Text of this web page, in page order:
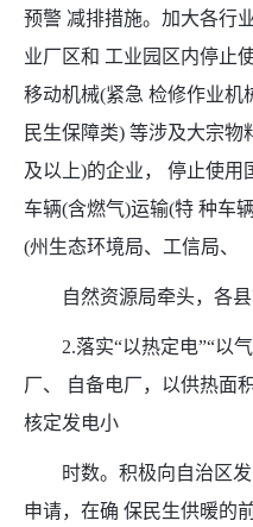
预警 减排措施。加大各行
业厂区和 工业园区内停止
移动机械(紧急 检修作业机
民生保障类) 等涉及大宗物
及以上)的企业， 停止使用
车辆(含燃气)运输(特 种车
(州生态环境局、工信局、
自然资源局牵头，各县
2.落实“以热定电”“以气
厂、 自备电厂，以供热面
核定发电小
时数。积极向自治区发
申请，在确 保民生供暖的